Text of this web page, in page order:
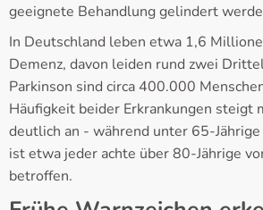
geeignete Behandlung gelindert
In Deutschland leben etwa 1,6
Demenz, davon leiden rund zwei
Parkinson sind circa 400.000
Häufigkeit beider Erkrankungen steigt
deutlich an - während unter 65-
ist etwa jeder achte über 80-Jährige
betroffen.